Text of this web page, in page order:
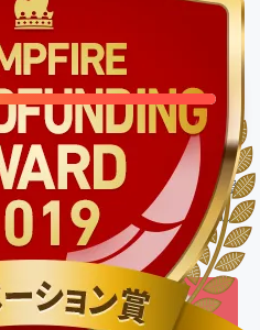
円
支援者数740 人
03に募集を開始し、 740
人の支援
め、2019/07/31
に募集を終了し
ェクトをやってほしい